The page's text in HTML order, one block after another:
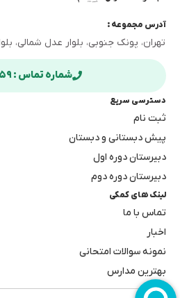
آدرس مجموعه :
تهران، پونک جنوبی، بلوار عدل شمالی،
شماره تماس : ۷۱۰۵۹-۰۲۱
دسترسی سریع
ثبت نام
پیش دبستانی و دبستان
دبیرستان دوره اول
دبیرستان دوره دوم
لینک های کمکی
تماس با ما
اخبار
نمونه سوالات امتحانی
بهترین مدارس